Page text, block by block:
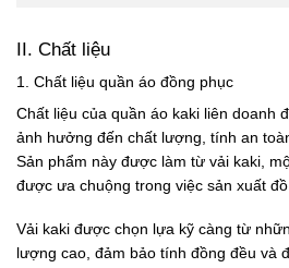
II. Chất liệu
1. Chất liệu quần áo đồng phục
Chất liệu của quần áo kaki liên doanh
ảnh hưởng đến chất lượng, tính an
Sản phẩm này được làm từ vải kaki,
được ưa chuộng trong việc sản xuất
Vải kaki được chọn lựa kỹ càng từ
lượng cao, đảm bảo tính đồng đều và